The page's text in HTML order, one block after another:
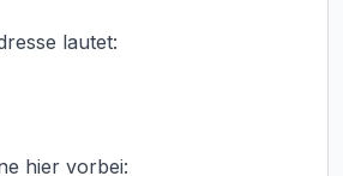
lautet:
hier vorbei: